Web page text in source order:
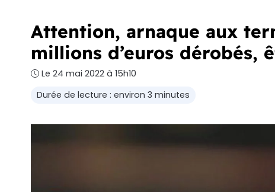
Attention, arnaque aux
millions d’euros dérobés,
Le 24 mai 2022 à 15h10
Durée de lecture : environ 3 minutes